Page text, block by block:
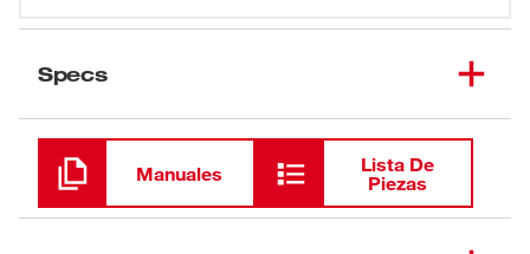
Specs
Cargando
Manuales
Lista De
Piezas